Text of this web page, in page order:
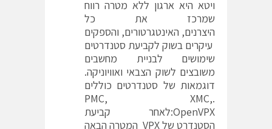
ויטא היא ארגון ללא מטרה רווח
שמרכז את כל
היצרנים, האינטגרטורים, והספקים
עיקרים בשוק לקביעת סטנדרטים
שימושים לבניית מחשבים
משובצים לשוק הצבאי ואוויוניקה.
דוגמאות של סטנדרטים כוללים
.PMC, XMC,
OpenVPX:לאחר קביעת
הסטנדרט של VPX המטרה הבאה